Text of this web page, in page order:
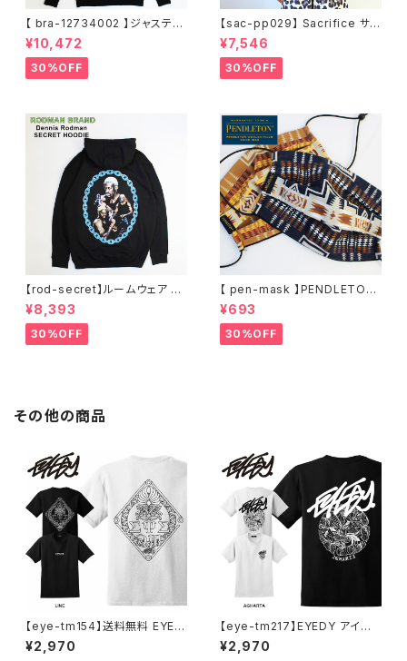
【 bra-12734002 】ジャスティ
ンティンバーレイク Justin Ran
dall Timberlake MAN OF T
HE WOODS パーカー フーディ
ー アーティスト スウェットパー
¥10,472
30%OFF
【sac-pp029】 Sacrifice サク
リファイス 大きいサイズ メンズ
ユニセックス スウェット パーカ
ー 窓グラフィック 長袖 M L XL
XXL 2L 大きめ 長袖Tシャツ デ
サイズ ビッグシルエット 黒 通勤
通学 秋冬
¥7,546
30%OFF
【rod-secret】ルームウェア フ
ーディー アーティスト バンド ア
ウトドア RODMAN BRAND ロ
ッドマンブランド Dennis Rod
man RODAMAN SECRET H
¥8,393
30%OFF
【 pen-mask 】PENDLETON
ペンドルトン ファッションマス
ク アウトドア フリーサイズ アウ
トドア 通勤 通学 通気性 マスク
乾燥しない 蒸れない
¥693
30%OFF
その他の商品
【eye-tm154】送料無料 EYED
Y アイディー LINE ライン ショ
ートスリーブTシャツ 大きいサイ
¥2,970
【eye-tm217】EYEDY アイディ
ー メンズ AGHARTA LOGO 半
袖 tシャツ ブランド 大きいサイ
¥2,970